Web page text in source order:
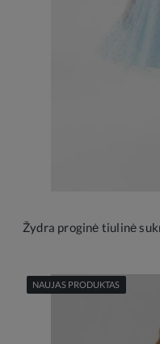
NAUJAS PRODUKTAS